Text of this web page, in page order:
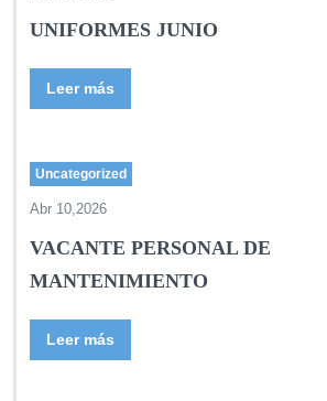
UNIFORMES JUNIO
Leer más
Uncategorized
Abr 10,2026
VACANTE PERSONAL DE
MANTENIMIENTO
Leer más